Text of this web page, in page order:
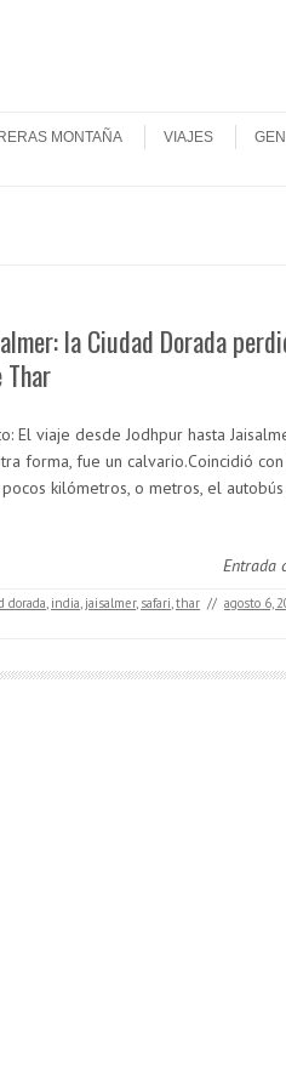
MONTAÑA VIAJES
la Ciudad Dorada
El viaje desde Jodhpur hasta
forma, fue un calvario.Coincidió
kilómetros, o metros, el
Entrada
dorada, india, jaisalmer, safari,thar // agosto 6,